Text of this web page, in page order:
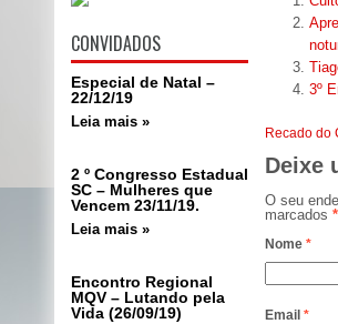
3º
Recado do
Deixe
O seu
marcados *
Nome *
Email *
CONVIDADOS
Especial de Natal –
22/12/19
Leia mais »
2 º Congresso Estadual
SC – Mulheres que
Vencem 23/11/19.
Leia mais »
Encontro Regional
MQV – Lutando pela
Vida (26/09/19)